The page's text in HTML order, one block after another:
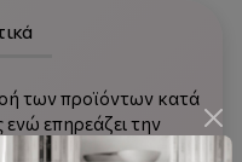
των προϊόντων κατά
επηρεάζει την
διανομής και το